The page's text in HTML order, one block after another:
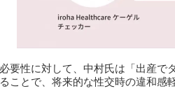
要性に対して、中村氏は「出産で
ことで、将来的な性交時の違和感